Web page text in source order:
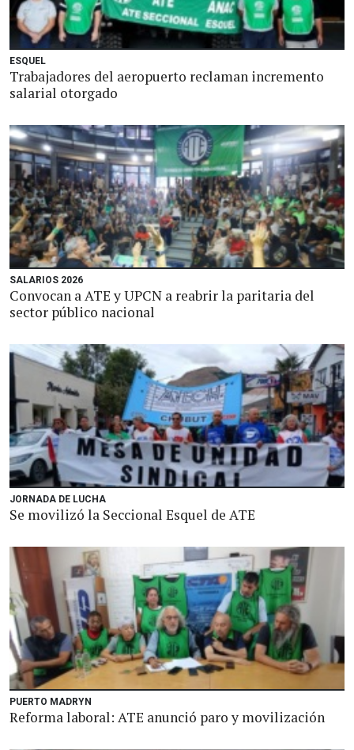
ESQUEL
Trabajadores del aeropuerto reclaman incremento
salarial otorgado
SALARIOS 2026
Convocan a ATE y UPCN a reabrir la paritaria del
sector público nacional
JORNADA DE LUCHA
Se movilizó la Seccional Esquel de ATE
PUERTO MADRYN
Reforma laboral: ATE anunció paro y movilización